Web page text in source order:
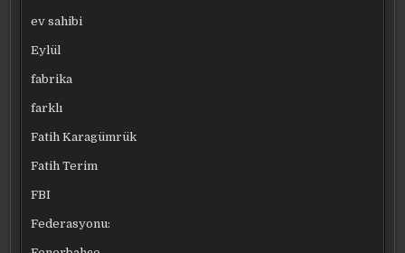
ev sahibi
Eylül
fabrika
farklı
Fatih Karagümrük
Fatih Terim
FBI
Federasyonu: